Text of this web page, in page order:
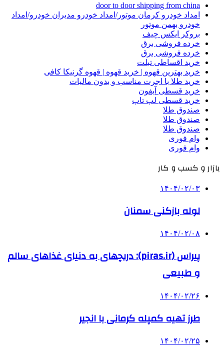
door to door shipping from china
امداد خودرو کرمان موتور/امداد خودرو مدیران خودرو/امداد
خودرو بهمن موتور
بروکر ایکس چیف
خرده فروشی برق
خرده فروشی برق
خرید اقساطی تبلت
خرید بهترین قهوه | خرید قهوه | قهوه گرنیکا کافی
خرید طلا با اجرت مناسب و بدون مالیات
خرید قسطی آیفون
خرید قسطی لپ تاپ
صندوق طلا
صندوق طلا
صندوق طلا
وام فوری
وام فوری
بازار و کسب و کار
۱۴۰۴/۰۲/۰۳
لوله بازکنی سمنان
۱۴۰۴/۰۲/۰۸
پیراس (piras.ir): دریچهای به دنیای غذاهای سالم
و طبیعی
۱۴۰۴/۰۲/۲۶
طرز تهیه کمپله کرمانی با انجیر
۱۴۰۴/۰۲/۲۵